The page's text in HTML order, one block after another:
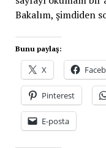
Bakalım, şimdiden
Bunu paylaş:
X
Pinterest
E-posta